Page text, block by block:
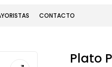
CONTACTO
Plato